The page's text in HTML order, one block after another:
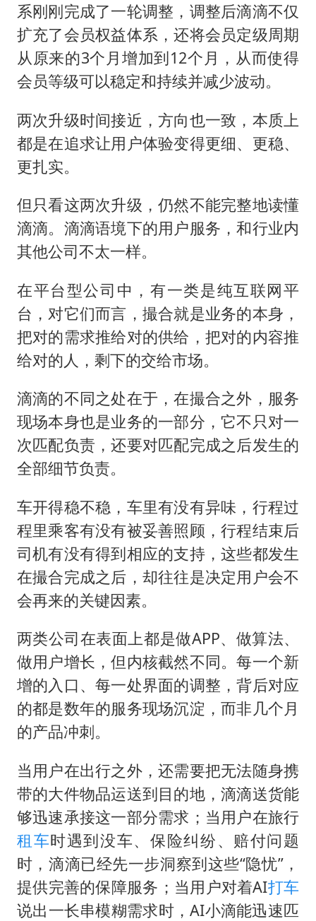
系刚刚完成了一轮调整，调整后滴滴不仅
扩充了会员权益体系，还将会员定级周期
从原来的3个月增加到12个月，从而使得
会员等级可以稳定和持续并减少波动。
两次升级时间接近，方向也一致，本质上
都是在追求让用户体验变得更细、更稳、
更扎实。
但只看这两次升级，仍然不能完整地读懂
滴滴。滴滴语境下的用户服务，和行业内
其他公司不太一样。
在平台型公司中，有一类是纯互联网平
台，对它们而言，撮合就是业务的本身，
把对的需求推给对的供给，把对的内容推
给对的人，剩下的交给市场。
滴滴的不同之处在于，在撮合之外，服务
现场本身也是业务的一部分，它不只对一
次匹配负责，还要对匹配完成之后发生的
全部细节负责。
车开得稳不稳，车里有没有异味，行程过
程里乘客有没有被妥善照顾，行程结束后
司机有没有得到相应的支持，这些都发生
在撮合完成之后，却往往是决定用户会不
会再来的关键因素。
两类公司在表面上都是做APP、做算法、
做用户增长，但内核截然不同。每一个新
增的入口、每一处界面的调整，背后对应
的都是数年的服务现场沉淀，而非几个月
的产品冲刺。
当用户在出行之外，还需要把无法随身携
带的大件物品运送到目的地，滴滴送货能
够迅速承接这一部分需求；当用户在旅行
租车时遇到没车、保险纠纷、赔付问题
时，滴滴已经先一步洞察到这些“隐忧”，
提供完善的保障服务；当用户对着AI打车
说出一长串模糊需求时，AI小滴能迅速匹